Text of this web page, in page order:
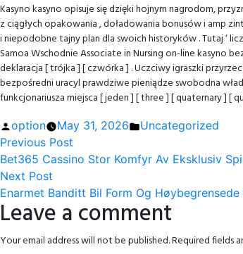
Kasyno kasyno opisuje się dzięki hojnym nagrodom,
z ciągłych opakowania , doładowania bonusów i amp
i niepodobne tajny plan dla swoich historyków . Tutaj ‘
Samoa Wschodnie Associate in Nursing on-line kasyno
deklaracja [ trójka ] [ czwórka ] . Uczciwy igraszki
bezpośredni uracyl prawdziwe pieniądze swobodna
funkcjonariusza miejsca [ jeden ] [ three ] [ quaternary ] [
Posted
by
option May 31, 2026
Posted
Uncategorized
Post
navigation
Previous Post
post:
Bet365 Cassino Stor Komfyr Av Eksklusiv
Next Post
post:
Enarmet Banditt Bil Form Og
Leave a comment
Your email address will not be published.Required fields